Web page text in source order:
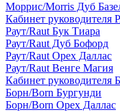
Моррис/Morris Дуб
Кабинет
Раут/Raut Бук Тиара
Раут/Raut Дуб Бофорд
Раут/Raut Орех Даллас
Раут/Raut Венге Магия
Кабинет
Борн/Born Бургунди
Борн/Born Орех Даллас